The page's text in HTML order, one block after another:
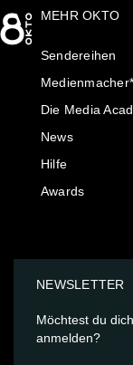
MEHR OKTO
Sendereihen
Die Media
News
Hilfe
Awards
NEWSLETTER
Möchtest du
anmelden?